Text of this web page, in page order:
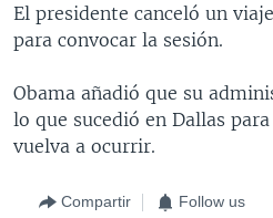
El presidente canceló un
para convocar la sesión.
Obama añadió que su
lo que sucedió en Dallas
vuelva a ocurrir.
Compartir Follow us